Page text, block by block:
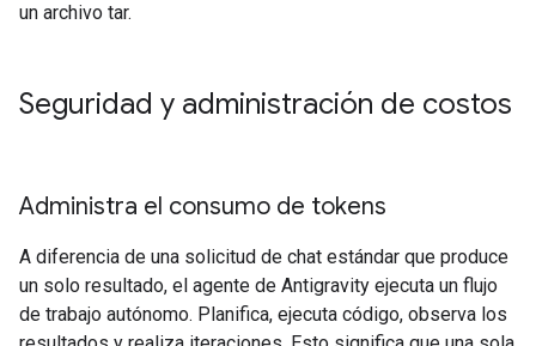
un archivo tar.
Seguridad y administración de costos
Administra el consumo de tokens
A diferencia de una solicitud de chat estándar que produce
un solo resultado, el agente de Antigravity ejecuta un flujo
de trabajo autónomo. Planifica, ejecuta código, observa los